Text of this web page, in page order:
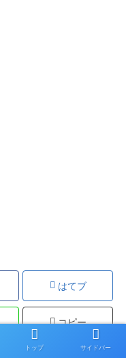
はてブ
コピー
トップ サイドバー